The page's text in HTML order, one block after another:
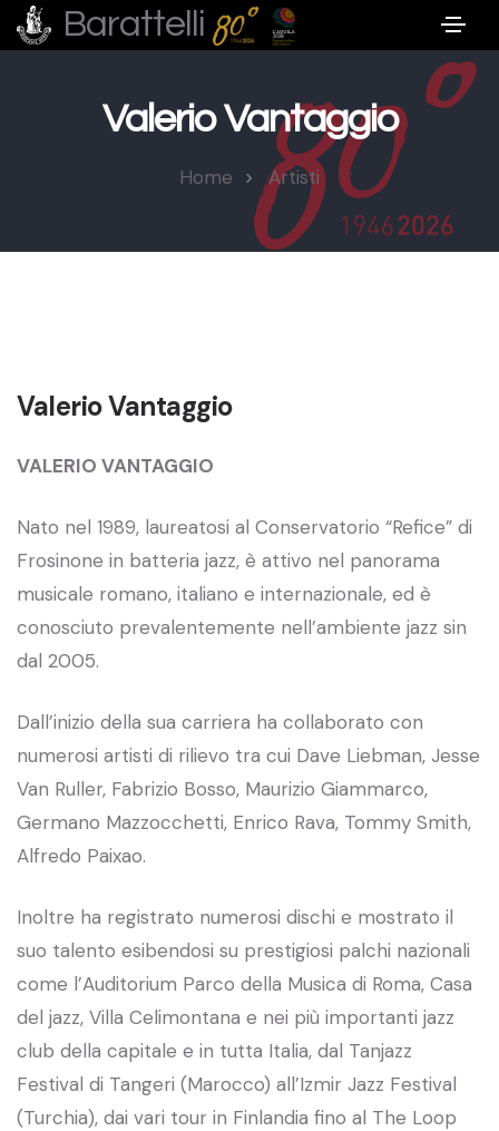
Barattelli
Valerio Vantaggio
Home Artisti
Valerio Vantaggio
VALERIO VANTAGGIO
Nato nel 1989, laureatosi al Conservatorio “Refice” di
Frosinone in batteria jazz, è attivo nel panorama
musicale romano, italiano e internazionale, ed è
conosciuto prevalentemente nell’ambiente jazz sin
dal 2005.
Dall’inizio della sua carriera ha collaborato con
numerosi artisti di rilievo tra cui Dave Liebman, Jesse
Van Ruller, Fabrizio Bosso, Maurizio Giammarco,
Germano Mazzocchetti, Enrico Rava, Tommy Smith,
Alfredo Paixao.
Inoltre ha registrato numerosi dischi e mostrato il
suo talento esibendosi su prestigiosi palchi nazionali
come l’Auditorium Parco della Musica di Roma, Casa
del jazz, Villa Celimontana e nei più importanti jazz
club della capitale e in tutta Italia, dal Tanjazz
Festival di Tangeri (Marocco) all’Izmir Jazz Festival
(Turchia), dai vari tour in Finlandia fino al The Loop